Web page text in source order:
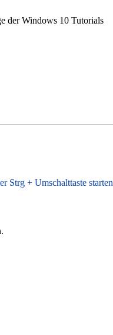
der Windows 10 Tutorials
Strg + Umschalttaste starten